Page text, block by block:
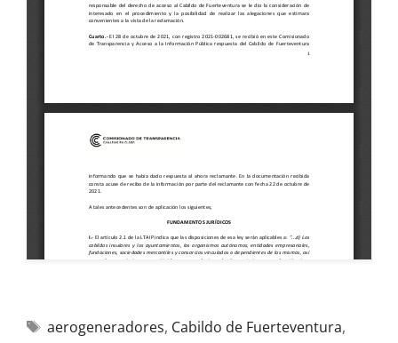
aerogeneradores, Cabildo de Fuerteventura,